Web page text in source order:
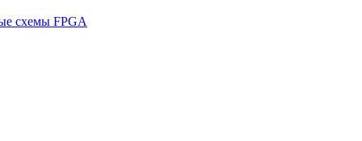
схемы FPGA